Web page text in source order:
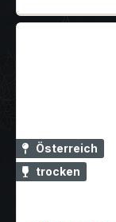
Österreich
trocken